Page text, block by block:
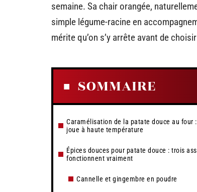
semaine. Sa chair orangée,
simple légume-racine en
mérite qu’on s’y arrête avant de
SOMMAIRE
Caramélisation de la patate douce au four
joue à haute température
Épices douces pour patate douce : trois
fonctionnent vraiment
Cannelle et gingembre en poudre